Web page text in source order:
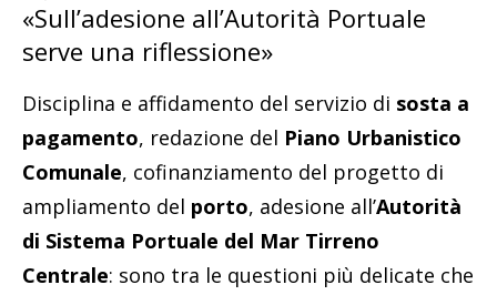
«Sull’adesione all’Autorità Portuale
serve una riflessione»
Disciplina e affidamento del servizio di sosta a
pagamento, redazione del Piano Urbanistico
Comunale, cofinanziamento del progetto di
ampliamento del porto, adesione all’Autorità
di Sistema Portuale del Mar Tirreno
Centrale: sono tra le questioni più delicate che